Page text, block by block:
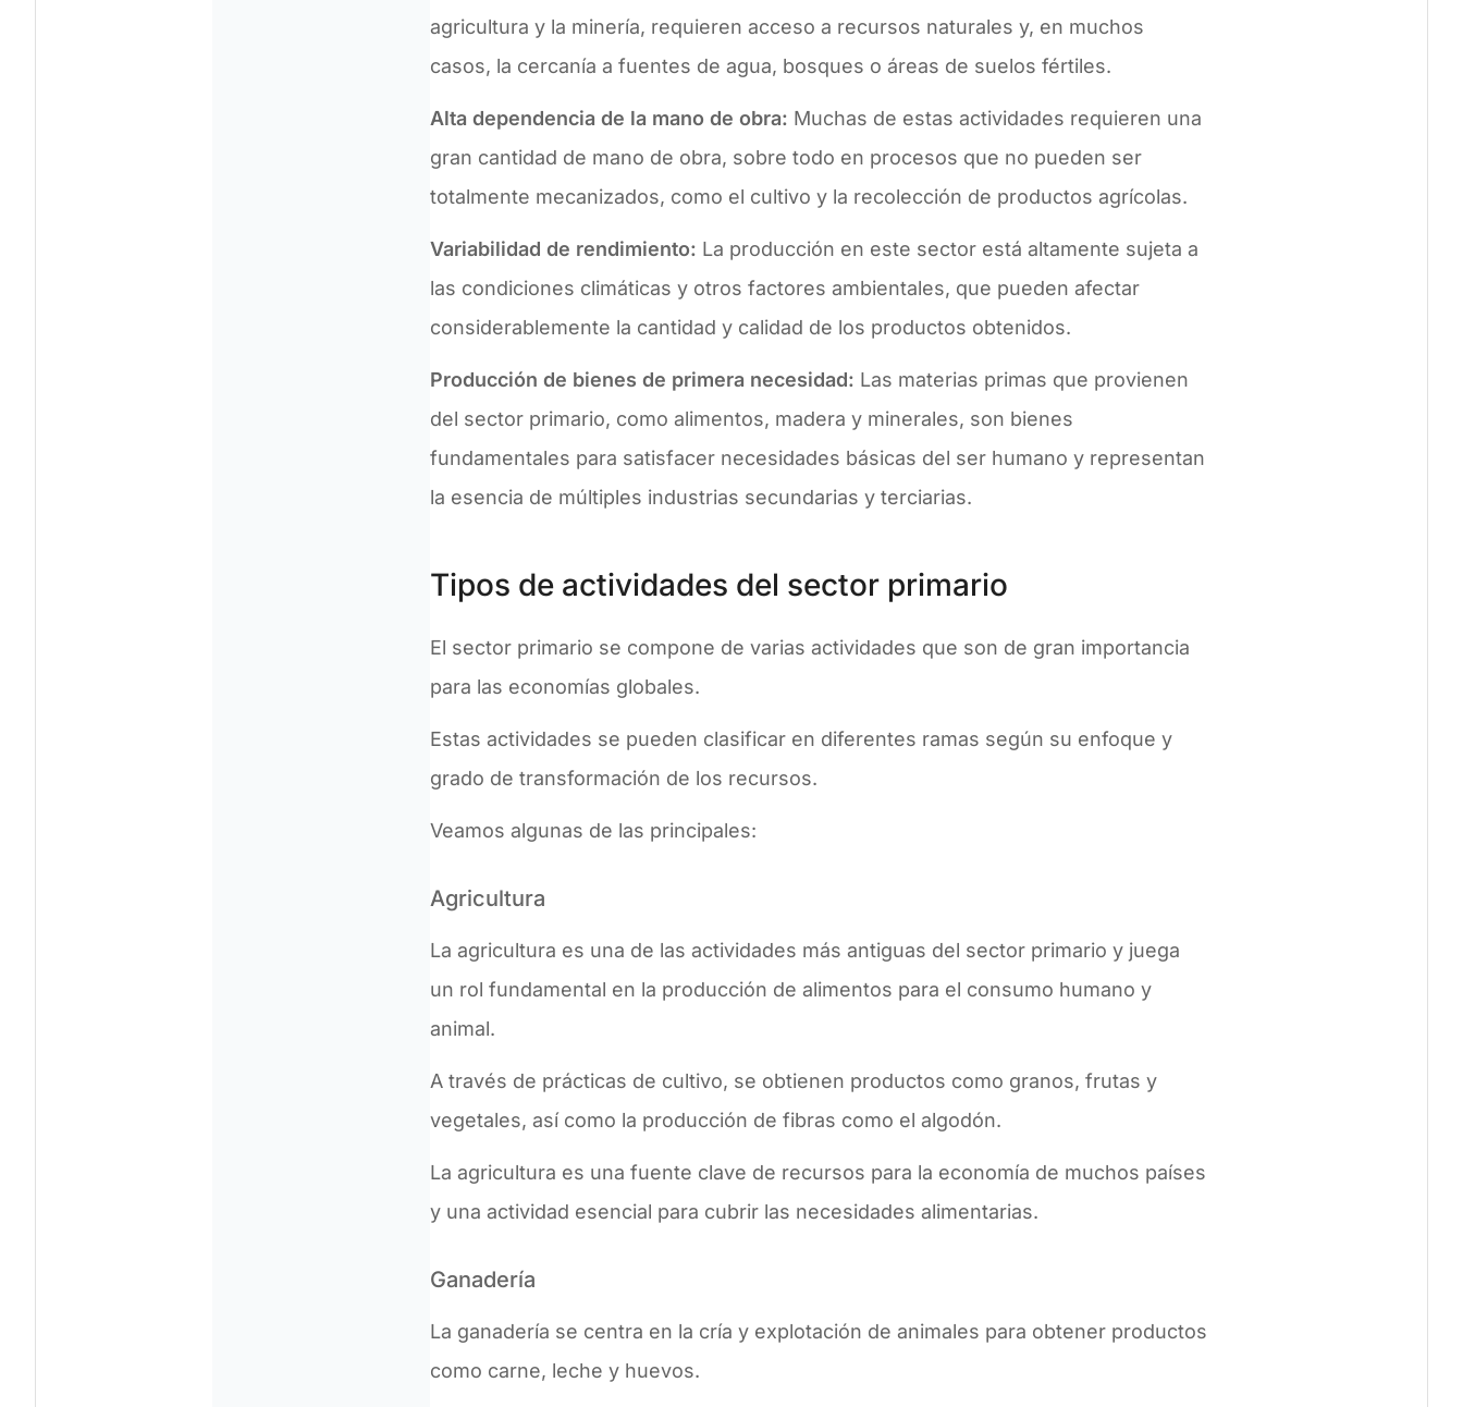
agricultura y la minería, requieren acceso a recursos naturales y, en muchos
casos, la cercanía a fuentes de agua, bosques o áreas de suelos fértiles.
Alta dependencia de la mano de obra: Muchas de estas actividades requieren una
gran cantidad de mano de obra, sobre todo en procesos que no pueden ser
totalmente mecanizados, como el cultivo y la recolección de productos agrícolas.
Variabilidad de rendimiento: La producción en este sector está altamente sujeta a
las condiciones climáticas y otros factores ambientales, que pueden afectar
considerablemente la cantidad y calidad de los productos obtenidos.
Producción de bienes de primera necesidad: Las materias primas que provienen
del sector primario, como alimentos, madera y minerales, son bienes
fundamentales para satisfacer necesidades básicas del ser humano y representan
la esencia de múltiples industrias secundarias y terciarias.
Tipos de actividades del sector primario
El sector primario se compone de varias actividades que son de gran importancia
para las economías globales.
Estas actividades se pueden clasificar en diferentes ramas según su enfoque y
grado de transformación de los recursos.
Veamos algunas de las principales:
Agricultura
La agricultura es una de las actividades más antiguas del sector primario y juega
un rol fundamental en la producción de alimentos para el consumo humano y
animal.
A través de prácticas de cultivo, se obtienen productos como granos, frutas y
vegetales, así como la producción de fibras como el algodón.
La agricultura es una fuente clave de recursos para la economía de muchos países
y una actividad esencial para cubrir las necesidades alimentarias.
Ganadería
La ganadería se centra en la cría y explotación de animales para obtener productos
como carne, leche y huevos.